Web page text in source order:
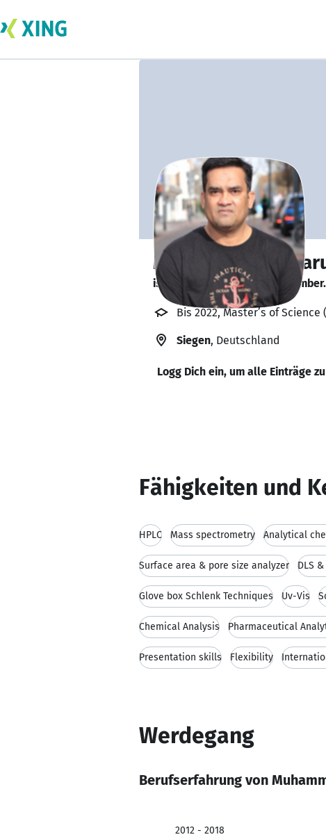
Muhammad
is looking for a new team member.
Bis 2022, Master’s of
Siegen, Deutschland
Logg Dich ein, um alle Einträge
Fähigkeiten und
HPLC Mass spectrometry Analytical
Surface area & pore size analyzer DLS
Glove box Schlenk Techniques Uv-Vis
Chemical Analysis Pharmaceutical
Presentation skills Flexibility
Werdegang
Berufserfahrung von
2012 - 2018